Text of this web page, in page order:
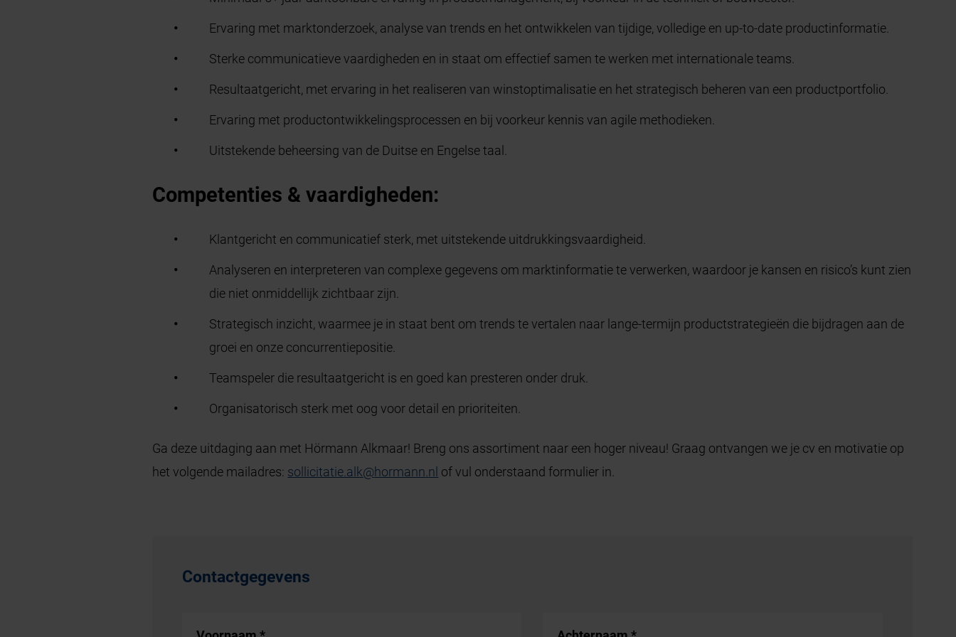
Ervaring met marktonderzoek, analyse van trends en het ontwikkelen van tijdige, volledige en up-to-date productinformatie.
Sterke communicatieve vaardigheden en in staat om effectief samen te werken met internationale teams.
Resultaatgericht, met ervaring in het realiseren van winstoptimalisatie en het strategisch beheren van een productportfolio.
Ervaring met productontwikkelingsprocessen en bij voorkeur kennis van agile methodieken.
Uitstekende beheersing van de Duitse en Engelse taal.
Competenties & vaardigheden:
Klantgericht en communicatief sterk, met uitstekende uitdrukkingsvaardigheid.
Analyseren en interpreteren van complexe gegevens om marktinformatie te verwerken, waardoor je kansen en risico’s kunt zien
die niet onmiddellijk zichtbaar zijn.
Strategisch inzicht, waarmee je in staat bent om trends te vertalen naar lange-termijn productstrategieën die bijdragen aan de
groei en onze concurrentiepositie.
Teamspeler die resultaatgericht is en goed kan presteren onder druk.
Organisatorisch sterk met oog voor detail en prioriteiten.
Ga deze uitdaging aan met Hörmann Alkmaar! Breng ons assortiment naar een hoger niveau! Graag ontvangen we je cv en motivatie op
het volgende mailadres: sollicitatie.alk@hormann.nl of vul onderstaand formulier in.
Contactgegevens